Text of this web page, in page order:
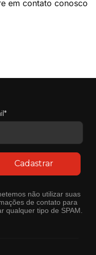
em contato conosco
Cadastrar
não utilizar suas
de contato para
qualquer tipo de SPAM.